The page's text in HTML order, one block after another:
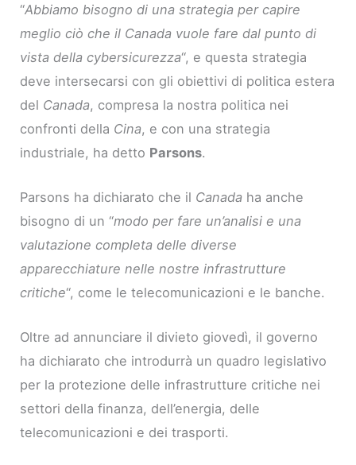
“Abbiamo bisogno di una strategia per capire
meglio ciò che il Canada vuole fare dal punto di
vista della cybersicurezza“, e questa strategia
deve intersecarsi con gli obiettivi di politica estera
del Canada, compresa la nostra politica nei
confronti della Cina, e con una strategia
industriale, ha detto Parsons.
Parsons ha dichiarato che il Canada ha anche
bisogno di un “modo per fare un’analisi e una
valutazione completa delle diverse
apparecchiature nelle nostre infrastrutture
critiche“, come le telecomunicazioni e le banche.
Oltre ad annunciare il divieto giovedì, il governo
ha dichiarato che introdurrà un quadro legislativo
per la protezione delle infrastrutture critiche nei
settori della finanza, dell’energia, delle
telecomunicazioni e dei trasporti.